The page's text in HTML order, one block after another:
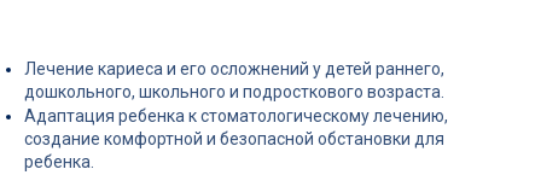
Лечение кариеса и его осложнений у детей раннего,
дошкольного, школьного и подросткового возраста.
Адаптация ребенка к стоматологическому лечению,
создание комфортной и безопасной обстановки для
ребенка.